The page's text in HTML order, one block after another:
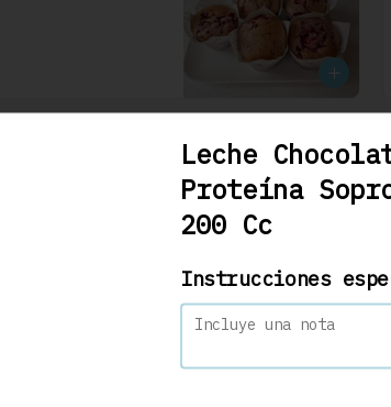
Leche
Proteína
200 Cc
Instrucciones